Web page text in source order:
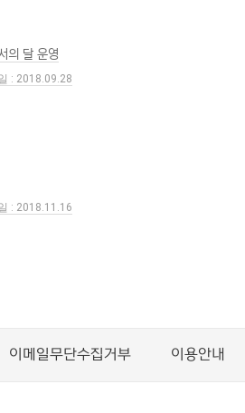
의 달 운영
2018.09.28
2018.11.16
이메일무단수집거부 이용안내